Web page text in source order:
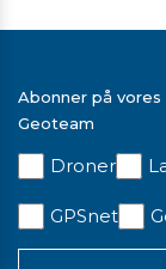
TRIMBLE
På lager
Abonner på
Geoteam
Droner
GPSnet